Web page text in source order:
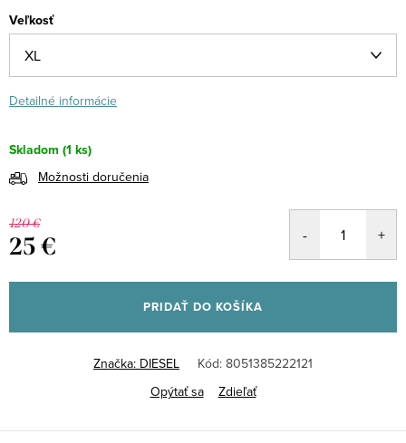
Veľkosť
Detailné informácie
Skladom (1 ks)
Možnosti doručenia
120 €
25 €
cena:
PRIDAŤ DO KOŠÍKA
Značka: DIESEL Kód: 8051385222121
Opýtať sa
Zdieľať